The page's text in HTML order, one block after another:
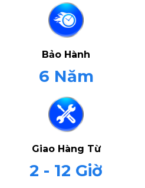
Bảo Hành
6 Năm
Giao Hàng Từ
2 - 12 Giờ